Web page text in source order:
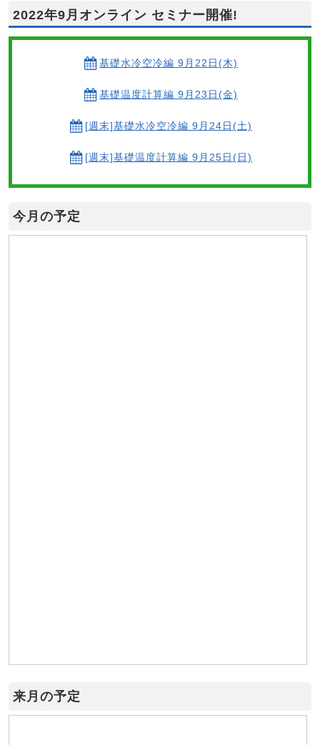
2022年9月オンライン セミナー開催!
基礎水冷空冷編 9月22日(木)
基礎温度計算編 9月23日(金)
[週末]基礎水冷空冷編 9月24日(土)
[週末]基礎温度計算編 9月25日(日)
今月の予定
来月の予定